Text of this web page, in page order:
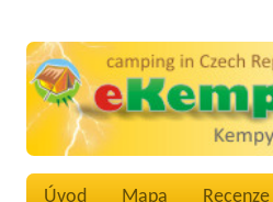
Úvod Mapa Recenze